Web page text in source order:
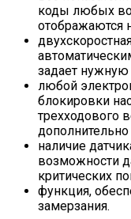
коды любых
отображаются
задает нужную
любой
блокировки
трехходового
наличие
возможности
критических
функция,
замерзания.